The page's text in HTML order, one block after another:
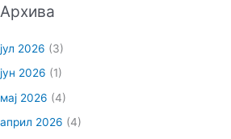
Архива
јул 2026 (3)
јун 2026 (1)
мај 2026 (4)
април 2026 (4)